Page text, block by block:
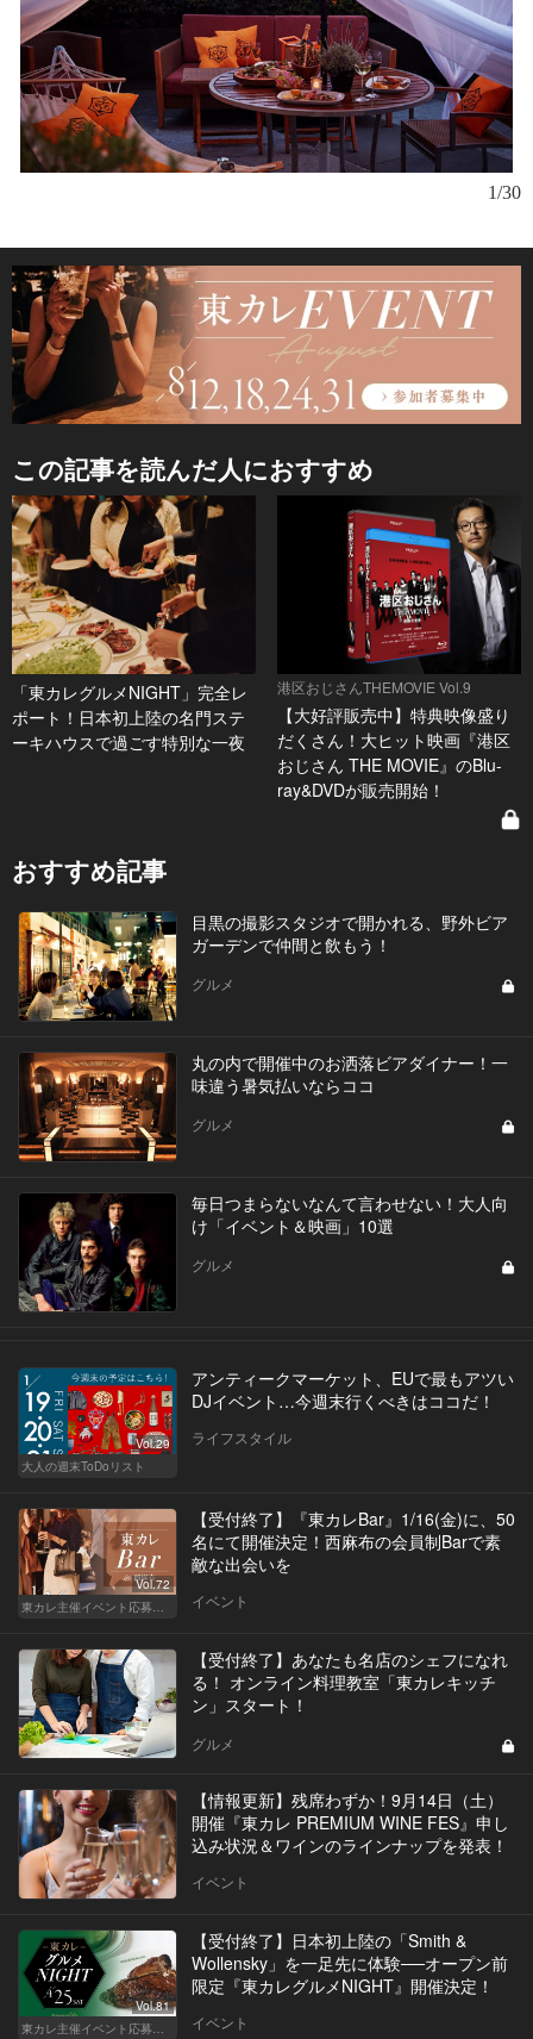
日
1/30
この記事を読んだ人におすすめ
「東カレグルメNIGHT」完全レ
ポート！日本初上陸の名門ステ
ーキハウスで過ごす特別な一夜
港区おじさんTHEMOVIE Vol.9
【大好評販売中】特典映像盛り
だくさん！大ヒット映画『港区
おじさん THE MOVIE』のBlu-
ray&DVDが販売開始！
おすすめ記事
目黒の撮影スタジオで開かれる、野外ビア
ガーデンで仲間と飲もう！
グルメ
丸の内で開催中のお洒落ビアダイナー！一
味違う暑気払いならココ
グルメ
毎日つまらないなんて言わせない！大人向
け「イベント＆映画」10選
グルメ
Vol.29
大人の週末ToDoリスト
アンティークマーケット、EUで最もアツい
DJイベント…今週末行くべきはココだ！
ライフスタイル
Vol.72
東カレ主催イベント応募詳細記事一覧
【受付終了】『東カレBar』1/16(金)に、50
名にて開催決定！西麻布の会員制Barで素
敵な出会いを
イベント
【受付終了】あなたも名店のシェフになれ
る！ オンライン料理教室「東カレキッチ
ン」スタート！
グルメ
【情報更新】残席わずか！9月14日（土）
開催『東カレ PREMIUM WINE FES』申し
込み状況＆ワインのラインナップを発表！
イベント
Vol.81
東カレ主催イベント応募詳細記事一覧
【受付終了】日本初上陸の「Smith &
Wollensky」を一足先に体験──オープン前
限定『東カレグルメNIGHT』開催決定！
イベント